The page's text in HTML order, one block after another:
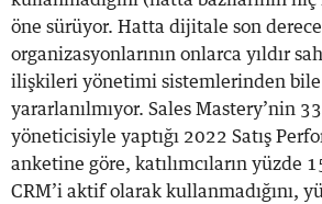
öne sürüyor. Hatta dijitale son
organizasyonlarının onlarca yıldır
ilişkileri yönetimi sistemlerinden
yararlanılmıyor. Sales Mastery’nin
yöneticisiyle yaptığı 2022 Satış
anketine göre, katılımcıların yüzde
CRM’i aktif olarak kullanmadığını,